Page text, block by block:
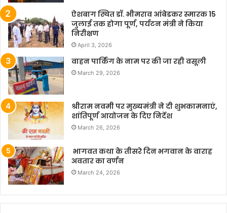
ऐशबाग स्थित डॉ. भीमराव आंबेडकर स्मारक 15
जुलाई तक होगा पूर्ण, पर्यटन मंत्री ने किया
निरीक्षण
April 3, 2026
वाहन पार्किंग के नाम पर की जा रही वसूली
March 29, 2026
श्रीराम नवमी पर मुख्यमंत्री ने दी शुभकामनाएं,
शांतिपूर्ण आयोजन के दिए निर्देश
March 26, 2026
भागवत कथा के तीसरे दिन भगवान के वाराह
अवतार का वर्णन
March 24, 2026